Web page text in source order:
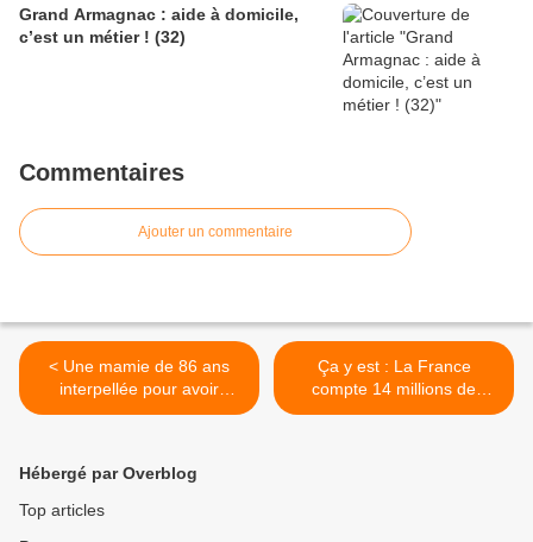
Grand Armagnac : aide à domicile,
c’est un métier ! (32)
Commentaires
Ajouter un commentaire
< Une mamie de 86 ans
interpellée pour avoir
apposé un graffiti «L'argent
Ça y est : La France
compte 14 millions de
retraités >
Hébergé par Overblog
Top articles